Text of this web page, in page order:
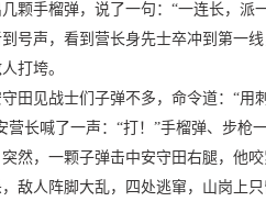
颗手榴弹，说了一句：“一连长，派
号声，看到营长身先士卒冲到第一
打垮。
田见战士们子弹不多，命令道：“用
长喊了一声：“打！”手榴弹、步枪
然，一颗子弹击中安守田右腿，他
敌人阵脚大乱，四处逃窜，山岗上只